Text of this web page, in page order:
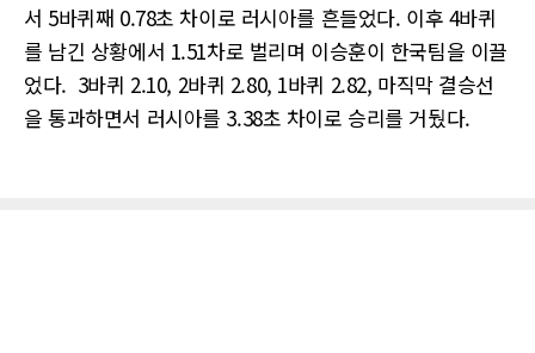
서 5바퀴째 0.78초 차이로 러시아를 흔들었다. 이후 4바퀴
를 남긴 상황에서 1.51차로 벌리며 이승훈이 한국팀을 이끌
었다. 3바퀴 2.10, 2바퀴 2.80, 1바퀴 2.82, 마직막 결승선
을 통과하면서 러시아를 3.38초 차이로 승리를 거뒀다.